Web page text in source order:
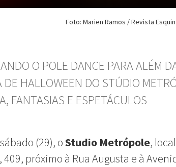
Foto: Marien Ramos / Revista
O POLE DANCE PARA ALÉM
DE HALLOWEEN DO STÚDIO
FANTASIAS E ESPETÁCULOS
(29), oStudio Metrópole,
409, próximo à Rua Augusta e à